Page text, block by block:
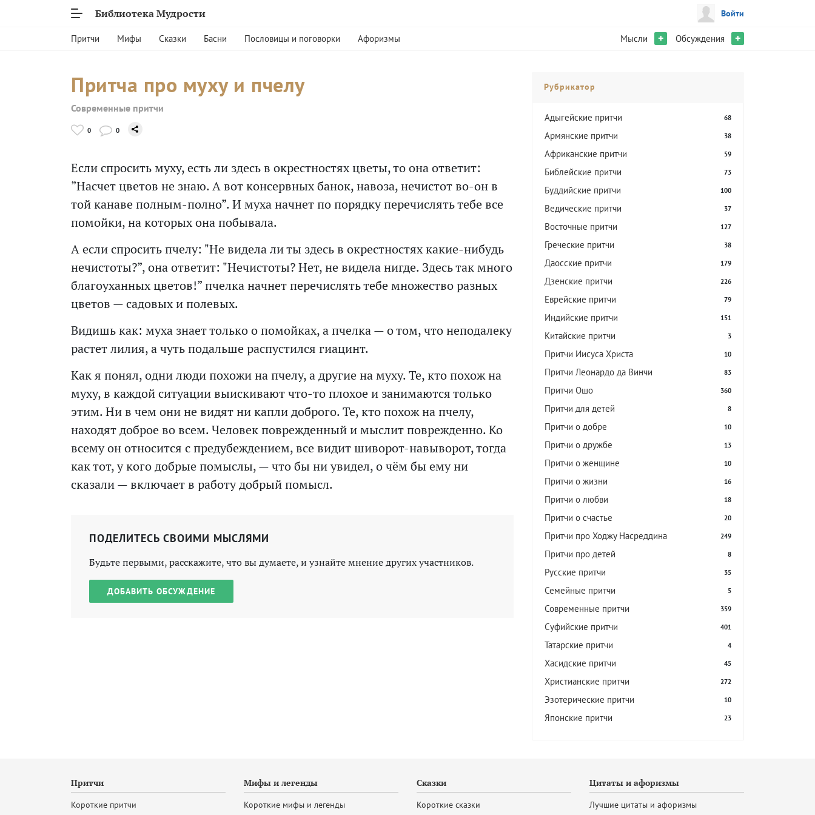
Библиотека Мудрости Войти
Притчи Мифы Сказки Басни Пословицы и поговорки Афоризмы Мысли + Обсуждения +
Притча про муху и пчелу
Современные притчи
0 0
Если спросить муху, есть ли здесь в окрестностях цветы, то она ответит:
”Насчет цветов не знаю. А вот консервных банок, навоза, нечистот во-он в
той канаве полным-полно”. И муха начнет по порядку перечислять тебе все
помойки, на которых она побывала.
А если спросить пчелу: "Не видела ли ты здесь в окрестностях какие-нибудь
нечистоты?”, она ответит: "Нечистоты? Нет, не видела нигде. Здесь так много
благоуханных цветов!” пчелка начнет перечислять тебе множество разных
цветов — садовых и полевых.
Видишь как: муха знает только о помойках, а пчелка — о том, что неподалеку
растет лилия, а чуть подальше распустился гиацинт.
Как я понял, одни люди похожи на пчелу, а другие на муху. Те, кто похож на
муху, в каждой ситуации выискивают что-то плохое и занимаются только
этим. Ни в чем они не видят ни капли доброго. Те, кто похож на пчелу,
находят доброе во всем. Человек поврежденный и мыслит поврежденно. Ко
всему он относится с предубеждением, все видит шиворот-навыворот, тогда
как тот, у кого добрые помыслы, — что бы ни увидел, о чём бы ему ни
сказали — включает в работу добрый помысл.
ПОДЕЛИТЕСЬ СВОИМИ МЫСЛЯМИ
Будьте первыми, расскажите, что вы думаете, и узнайте мнение других участников.
ДОБАВИТЬ ОБСУЖДЕНИЕ
Рубрикатор
Адыгейские притчи 68
Армянские притчи 38
Африканские притчи 59
Библейские притчи 73
Буддийские притчи 100
Ведические притчи 37
Восточные притчи 127
Греческие притчи 38
Даосские притчи 179
Дзенские притчи 226
Еврейские притчи 79
Индийские притчи 151
Китайские притчи 3
Притчи Иисуса Христа 10
Притчи Леонардо да Винчи 83
Притчи Ошо 360
Притчи для детей 8
Притчи о добре 10
Притчи о дружбе 13
Притчи о женщине 10
Притчи о жизни 16
Притчи о любви 18
Притчи о счастье 20
Притчи про Ходжу Насреддина 249
Притчи про детей 8
Русские притчи 35
Семейные притчи 5
Современные притчи 359
Суфийские притчи 401
Татарские притчи 4
Хасидские притчи 45
Христианские притчи 272
Эзотерические притчи 10
Японские притчи 23
Притчи
Короткие притчи
Мифы и легенды
Короткие мифы и легенды
Сказки
Короткие сказки
Цитаты и афоризмы
Лучшие цитаты и афоризмы